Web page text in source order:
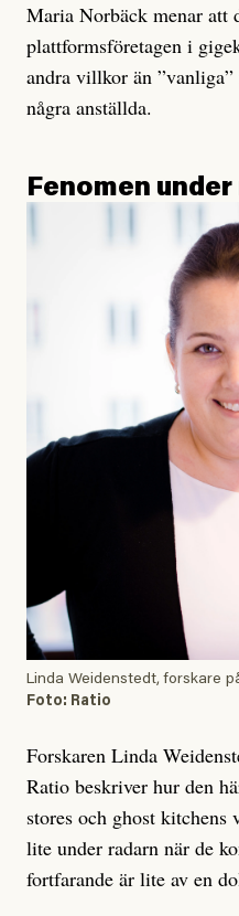
Maria Norbäck menar att
plattformsföretagen i
andra villkor än
några anställda.
Fenomen
Linda Weidenstedt, forskare
Foto: Ratio
Forskaren Linda
Ratio beskriver hur den
stores och ghost kitchens
lite under radarn när de
fortfarande är lite av en